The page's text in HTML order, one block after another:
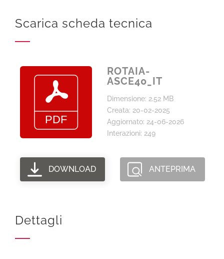
Scarica scheda tecnica
ROTAIA-
ASCE40_IT
Dimensione: 2.52 MB
Creata: 20-02-2025
Aggiornato: 24-06-2026
Interazioni: 249
DOWNLOAD ANTEPRIMA
Dettagli